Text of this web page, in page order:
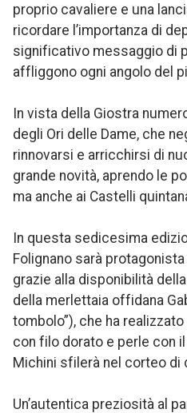
proprio cavaliere e una
ricordare l’importanza di
significativo messaggio di
affliggono ogni angolo del
In vista della Giostra
degli Ori delle Dame, che
rinnovarsi e arricchirsi di
grande novità, aprendo le
ma anche ai Castelli
In questa sedicesima
Folignano sarà
grazie alla disponibilità
della merlettaia offidana
tombolo”), che ha
con filo dorato e perle con
Michini sfilerà nel corteo di
Un’autentica preziosità al